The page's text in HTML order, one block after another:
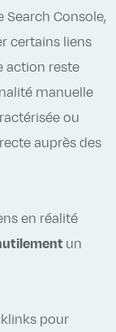
Search Console,
certains liens
action reste
manuelle
ou
auprès des
en réalité
un
pour